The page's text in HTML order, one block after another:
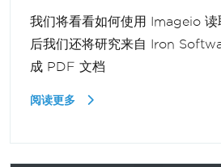
我们将看看如何使用 Imageio 读
后我们还将研究来自 Iron
成 PDF 文档
阅读更多